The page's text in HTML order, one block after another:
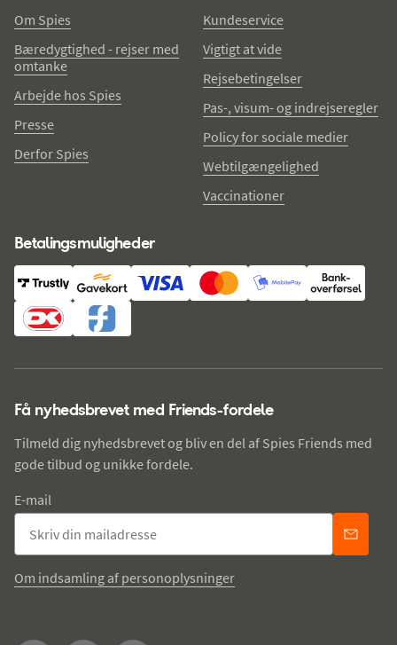
Om Spies
Bæredygtighed - rejser med
omtanke
Arbejde hos Spies
Presse
Derfor Spies
Kundeservice
Vigtigt at vide
Rejsebetingelser
Pas-, visum- og indrejseregler
Policy for sociale medier
Webtilgængelighed
Vaccinationer
Betalingsmuligheder
Få nyhedsbrevet med Friends-fordele
Tilmeld dig nyhedsbrevet og bliv en del af Spies Friends med
gode tilbud og unikke fordele.
E-mail
Om indsamling af personoplysninger